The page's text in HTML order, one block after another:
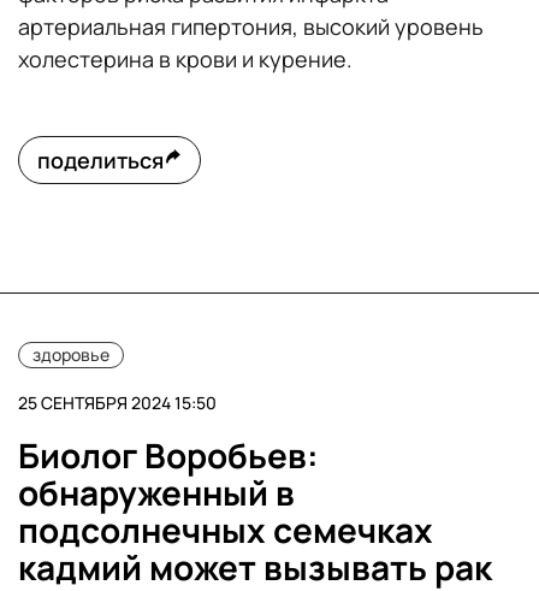
артериальная гипертония, высокий уровень
холестерина в крови и курение.
поделиться
здоровье
25 СЕНТЯБРЯ 2024 15:50
Биолог Воробьев:
обнаруженный в
подсолнечных семечках
кадмий может вызывать рак